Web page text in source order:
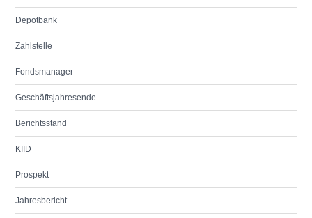
Depotbank
Zahlstelle
Fondsmanager
Geschäftsjahresende
Berichtsstand
KIID
Prospekt
Jahresbericht